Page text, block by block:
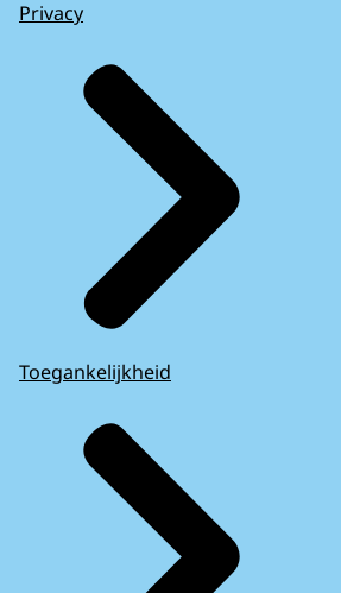
Privacy
Toegankelijkheid